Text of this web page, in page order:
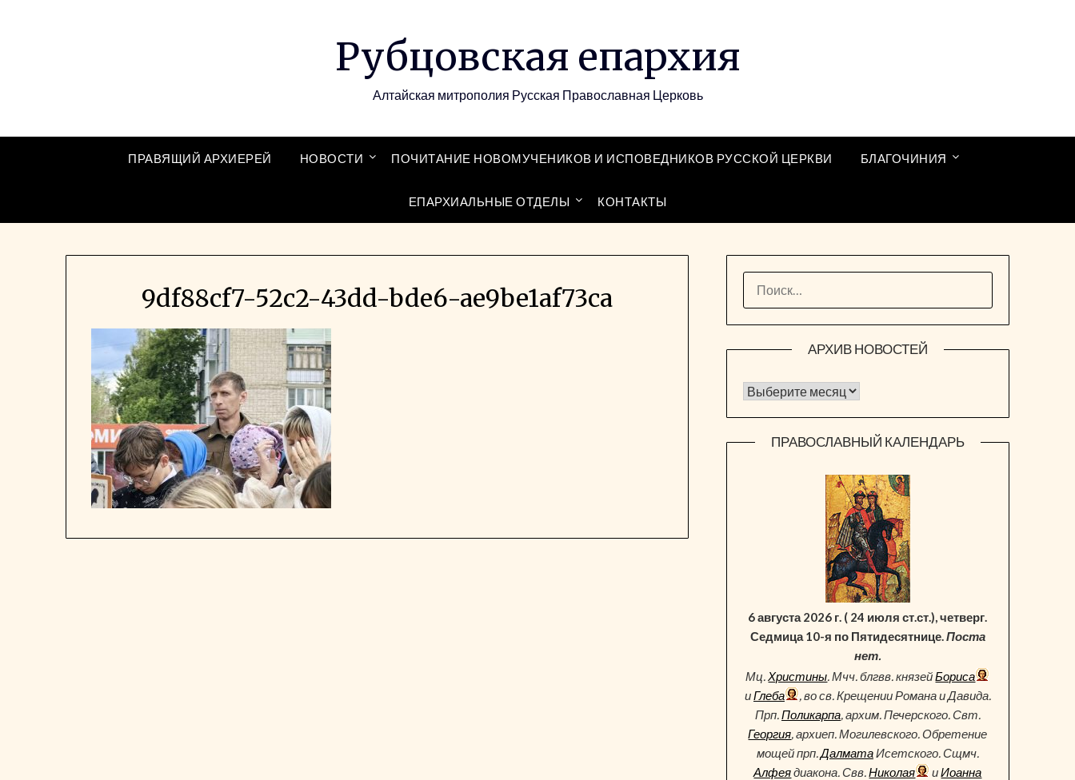
Рубцовская епархия
Алтайская митрополия Русская Православная Церковь
ПРАВЯЩИЙ АРХИЕРЕЙ НОВОСТИ ПОЧИТАНИЕ НОВОМУЧЕНИКОВ И ИСПОВЕДНИКОВ РУССКОЙ ЦЕРКВИ БЛАГОЧИНИЯ
ЕПАРХИАЛЬНЫЕ ОТДЕЛЫ КОНТАКТЫ
9df88cf7-52c2-43dd-bde6-ae9be1af73ca
АРХИВ НОВОСТЕЙ
Архив новостей
ПРАВОСЛАВНЫЙ КАЛЕНДАРЬ
6 августа 2026 г. ( 24 июля ст.ст.), четверг.
Седмица 10-я по Пятидесятнице.Поста
нет.
Мц.Христины. Мчч. блгвв. князейБориса
иГлеба
, во св. Крещении Романа и Давида.
Прп.Поликарпа, архим. Печерского. Свт.
Георгия, архиеп. Могилевского. Обретение
мощей прп.ДалматаИсетского. Сщмч.
Алфеядиакона. Свв.Николая иИоанна